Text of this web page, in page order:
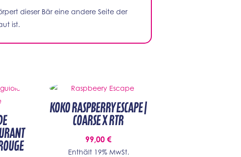
dieser Bär eine andere Seite der
ist.
KOKO Raspberry Escape |
coarse x RTR
99,00€
Enthält 19% MwSt.